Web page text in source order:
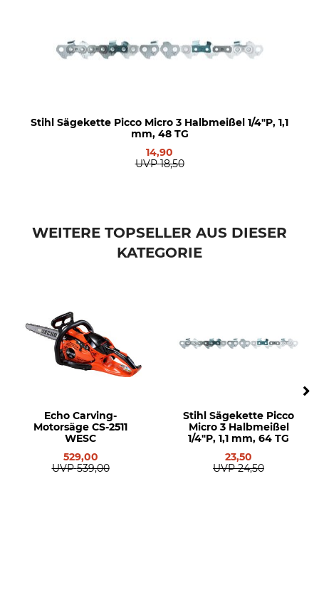
Stihl Sägekette Picco Micro 3 Halbmeißel 1/4"P, 1,1
mm, 48 TG
14,90
UVP 18,50
WEITERE TOPSELLER AUS DIESER
KATEGORIE
Echo Carving-
Motorsäge CS-2511
WESC
529,00
UVP 539,00
Stihl Sägekette Picco
Micro 3 Halbmeißel
1/4"P, 1,1 mm, 64 TG
23,50
UVP 24,50